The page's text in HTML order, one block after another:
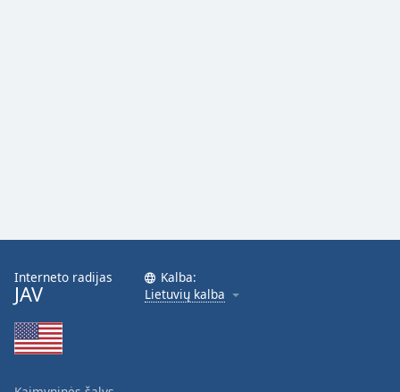
Interneto radijas
JAV
Kalba:
Lietuvių kalba